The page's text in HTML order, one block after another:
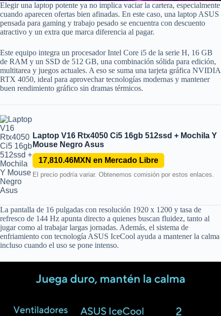
Elegir una laptop potente ya no implica vaciar la cartera, especialmente
cuando aparecen ofertas bien afinadas. En este caso, una laptop ASUS
pensada para gaming y trabajo pesado se encuentra con descuento
atractivo y un extra que marca diferencia al pagar.
Este equipo integra un procesador Intel Core i5 de la serie H, 16 GB
de RAM y un SSD de 512 GB, una combinación sólida para edición,
multitarea y juegos actuales. A eso se suma una tarjeta gráfica NVIDIA
RTX 4050, ideal para aprovechar tecnologías modernas y mantener
buen rendimiento gráfico sin dramas térmicos.
Laptop V16 Rtx4050 Ci5 16gb 512ssd + Mochila Y
Mouse Negro Asus
17,810.46MXN en Mercado Libre
El precio podría variar. Obtenemos comisión por estos enlaces.
La pantalla de 16 pulgadas con resolución 1920 x 1200 y tasa de
refresco de 144 Hz apunta directo a quienes buscan fluidez, tanto al
jugar como al trabajar largas jornadas. Además, el sistema de
enfriamiento con tecnología ASUS IceCool ayuda a mantener la calma
incluso cuando el uso se pone intenso.